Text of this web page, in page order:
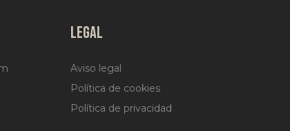
LEGAL
Aviso legal
Política de cookies
Política de privacidad